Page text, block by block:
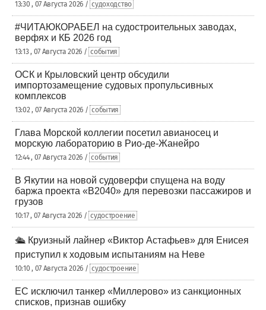
13:30 , 07 Августа 2026 / судоходство
#ЧИТАЮКОРАБЕЛ на судостроительных заводах,
верфях и КБ 2026 год
13:13 , 07 Августа 2026 / события
ОСК и Крыловский центр обсудили
импортозамещение судовых пропульсивных
комплексов
13:02 , 07 Августа 2026 / события
Глава Морской коллегии посетил авианосец и
морскую лабораторию в Рио-де-Жанейро
12:44 , 07 Августа 2026 / события
В Якутии на новой судоверфи спущена на воду
баржа проекта «В2040» для перевозки пассажиров и
грузов
10:17 , 07 Августа 2026 / судостроение
🛳️ Круизный лайнер «Виктор Астафьев» для Енисея
приступил к ходовым испытаниям на Неве
10:10 , 07 Августа 2026 / судостроение
ЕС исключил танкер «Миллерово» из санкционных
списков, признав ошибку